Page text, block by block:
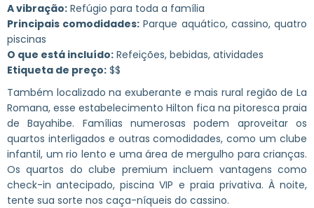
A vibração: Refúgio para toda a família
Principais comodidades: Parque aquático, cassino, quatro
piscinas
O que está incluído: Refeições, bebidas, atividades
Etiqueta de preço: $$
Também localizado na exuberante e mais rural região de La
Romana, esse estabelecimento Hilton fica na pitoresca praia
de Bayahibe. Famílias numerosas podem aproveitar os
quartos interligados e outras comodidades, como um clube
infantil, um rio lento e uma área de mergulho para crianças.
Os quartos do clube premium incluem vantagens como
check-in antecipado, piscina VIP e praia privativa. À noite,
tente sua sorte nos caça-níqueis do cassino.